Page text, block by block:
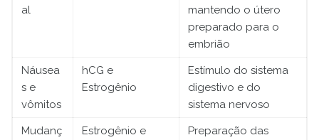
al
mantendo o útero
preparado para o
embrião
Náusea
s e
vômitos
hCG e
Estrogênio
Estímulo do sistema
digestivo e do
sistema nervoso
Mudanç
Estrogênio e
Preparação das